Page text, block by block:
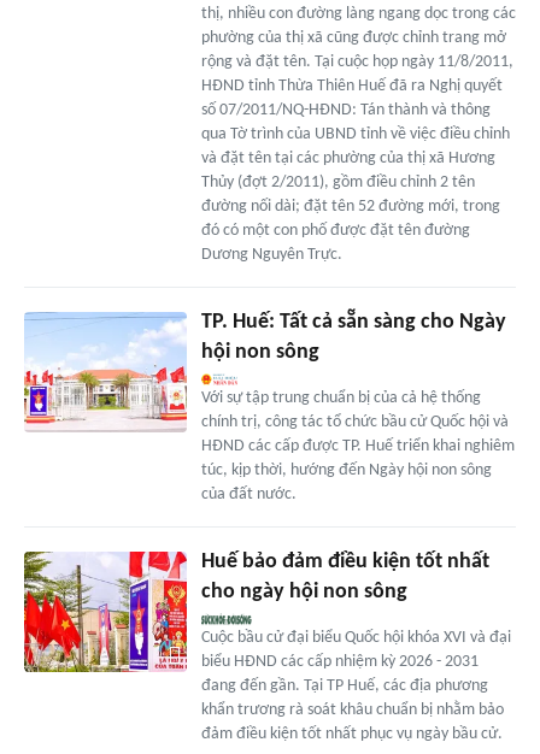
thị, nhiều con đường làng ngang dọc trong các
phường của thị xã cũng được chỉnh trang mở
rộng và đặt tên. Tại cuộc họp ngày 11/8/2011,
HĐND tỉnh Thừa Thiên Huế đã ra Nghị quyết
số 07/2011/NQ-HĐND: Tán thành và thông
qua Tờ trình của UBND tỉnh về việc điều chỉnh
và đặt tên tại các phường của thị xã Hương
Thủy (đợt 2/2011), gồm điều chỉnh 2 tên
đường nối dài; đặt tên 52 đường mới, trong
đó có một con phố được đặt tên đường
Dương Nguyên Trực.
TP. Huế: Tất cả sẵn sàng cho Ngày
hội non sông
Với sự tập trung chuẩn bị của cả hệ thống
chính trị, công tác tổ chức bầu cử Quốc hội và
HĐND các cấp được TP. Huế triển khai nghiêm
túc, kịp thời, hướng đến Ngày hội non sông
của đất nước.
Huế bảo đảm điều kiện tốt nhất
cho ngày hội non sông
Cuộc bầu cử đại biểu Quốc hội khóa XVI và đại
biểu HĐND các cấp nhiệm kỳ 2026 - 2031
đang đến gần. Tại TP Huế, các địa phương
khẩn trương rà soát khâu chuẩn bị nhằm bảo
đảm điều kiện tốt nhất phục vụ ngày bầu cử.